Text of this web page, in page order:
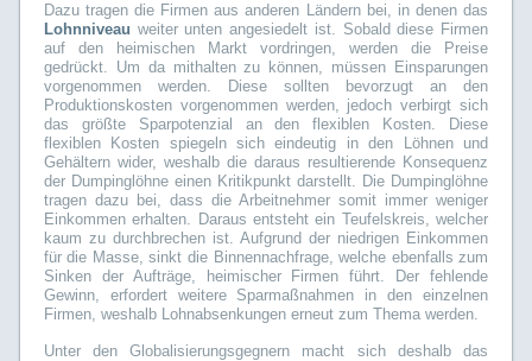
Dazu tragen die Firmen aus anderen Ländern bei, in denen das
Lohnniveau weiter unten angesiedelt ist. Sobald diese Firmen
auf den heimischen Markt vordringen, werden die Preise
gedrückt. Um da mithalten zu können, müssen Einsparungen
vorgenommen werden. Diese sollten bevorzugt an den
Produktionskosten vorgenommen werden, jedoch verbirgt sich
das größte Sparpotenzial an den flexiblen Kosten. Diese
flexiblen Kosten spiegeln sich eindeutig in den Löhnen und
Gehältern wider, weshalb die daraus resultierende Konsequenz
der Dumpinglöhne einen Kritikpunkt darstellt. Die Dumpinglöhne
tragen dazu bei, dass die Arbeitnehmer somit immer weniger
Einkommen erhalten. Daraus entsteht ein Teufelskreis, welcher
kaum zu durchbrechen ist. Aufgrund der niedrigen Einkommen
für die Masse, sinkt die Binnennachfrage, welche ebenfalls zum
Sinken der Aufträge, heimischer Firmen führt. Der fehlende
Gewinn, erfordert weitere Sparmaßnahmen in den einzelnen
Firmen, weshalb Lohnabsenkungen erneut zum Thema werden.
Unter den Globalisierungsgegnern macht sich deshalb das